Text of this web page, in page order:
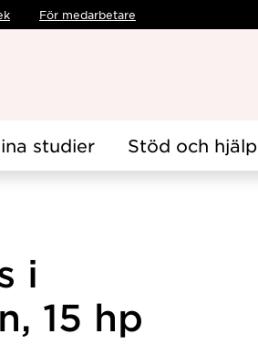
För medarbetare
studier Stöd och hjälp
i
15 hp